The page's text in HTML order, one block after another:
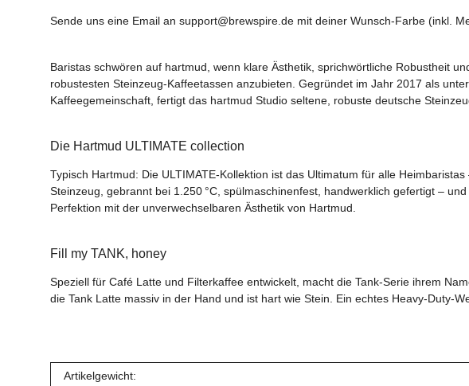
Sende uns eine Email an support@brewspire.de mit deiner Wunsch-Farbe (inkl.
Baristas schwören auf hartmud, wenn klare Ästhetik, sprichwörtliche Robustheit
robustesten Steinzeug-Kaffeetassen anzubieten. Gegründet im Jahr 2017 als
Kaffeegemeinschaft, fertigt das hartmud Studio seltene, robuste deutsche
Die Hartmud ULTIMATE collection
Typisch Hartmud: Die ULTIMATE-Kollektion ist das Ultimatum für alle
Steinzeug, gebrannt bei 1.250 °C, spülmaschinenfest, handwerklich gefertigt –
Perfektion mit der unverwechselbaren Ästhetik von Hartmud.
Fill my TANK, honey
Speziell für Café Latte und Filterkaffee entwickelt, macht die Tank-Serie ihrem
die Tank Latte massiv in der Hand und ist hart wie Stein. Ein echtes Heavy-
Artikelgewicht: